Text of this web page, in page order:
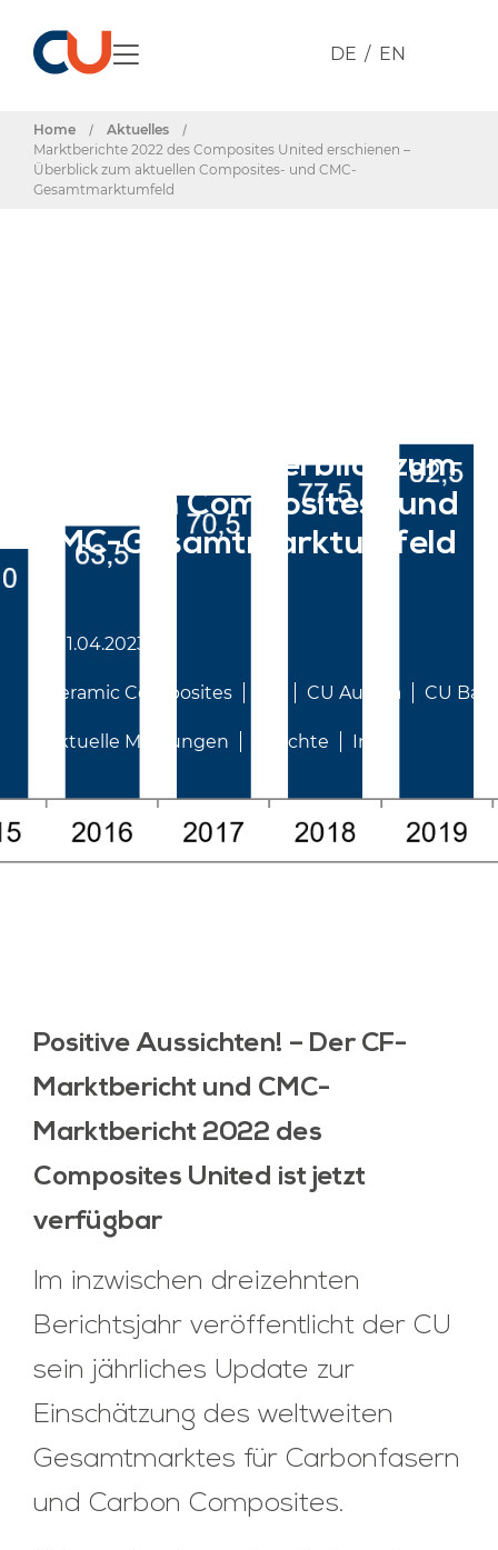
DE EN
Home / Aktuelles
/
Marktberichte 2022 des Composites United erschienen –
Überblick zum aktuellen Composites- und CMC-
Gesamtmarktumfeld
erschienen – Überblick zum
aktuellen Composites- und
CMC-Gesamtmarktumfeld
11.04.2023
Ceramic Composites CU Austria CU Bau
Aktuelle Meldungen Berichte Info
Positive Aussichten! – Der CF-
Marktbericht und CMC-
Marktbericht 2022 des
Composites United ist jetzt
verfügbar
Im inzwischen dreizehnten
Berichtsjahr veröffentlicht der CU
sein jährliches Update zur
Einschätzung des weltweiten
Gesamtmarktes für Carbonfasern
und Carbon Composites.